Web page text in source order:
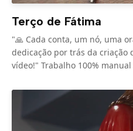
Terço de Fátima
"🙏 Cada conta, um nó, uma
dedicação por trás da criação
vídeo!" Trabalho 100%